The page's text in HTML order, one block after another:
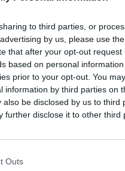
to third parties, or
by us, please use
that after your opt-out
based on personal
prior to your opt-out. You
by third parties on
be disclosed by us to third
further disclose it to other third
Outs
lesznek.
kivéve a dizájnját és
észrevehetjük az osztott
fényszórórésszel. A
azonban azok teljesen
sajátja.
szinte biztos a
a most is létező Peugeot
mint a Peugeot e-208, Opel